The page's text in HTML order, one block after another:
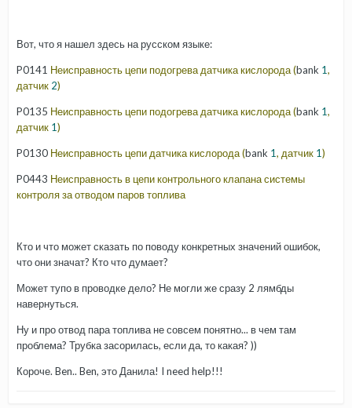
Вот, что я нашел здесь на русском языке:
P0141 Неисправностьцепиподогрева датчикакислорода(bank 1,
датчик 2)
P0135 Неисправностьцепиподогрева датчикакислорода(bank 1,
датчик 1)
P0130 Неисправностьцепи датчикакислорода(bank 1, датчик 1)
P0443 Неисправностьвцепиконтрольногоклапанасистемы
контролязаотводом паровтоплива
Кто и что может сказать по поводу конкретных значений ошибок,
что они значат? Кто что думает?
Может тупо в проводке дело? Не могли же сразу 2 лямбды
навернуться.
Ну и про отвод пара топлива не совсем понятно... в чем там
проблема? Трубка засорилась, если да, то какая? ))
Короче. Ben.. Ben, это Данила! I need help!!!